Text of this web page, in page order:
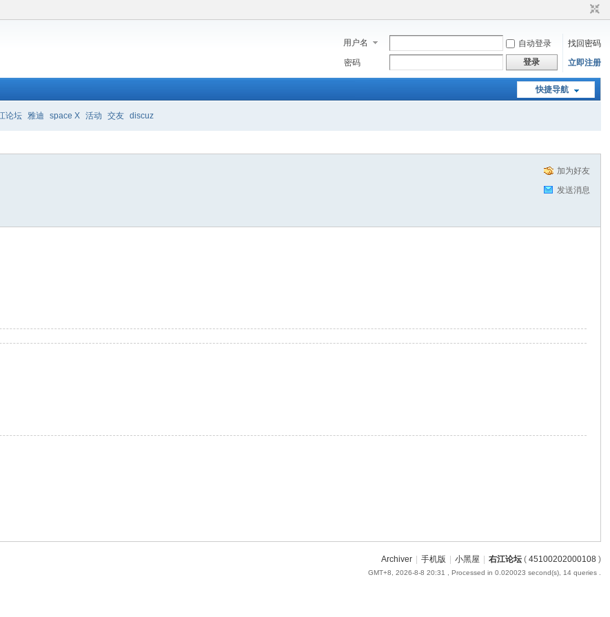
用户名 自动登录
找回密码
密码
登录 立即注册
快捷导航
论坛 雅迪 space X 活动 交友 discuz
加为好友
发送消息
Archiver 手机版 小黑屋 右江论坛( 45100202000108)
GMT+8, 2026-8-8 20:31 , Processed in 0.020023 second(s), 14 queries .